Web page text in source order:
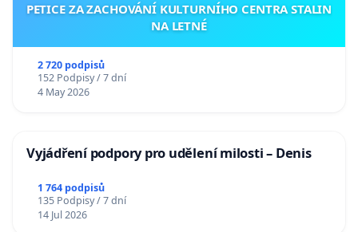
PETICE ZA ZACHOVÁNÍ KULTURNÍHO CENTRA STALIN
NA LETNÉ
2 720 podpisů
152 Podpisy / 7 dní
4 May 2026
Vyjádření podpory pro udělení milosti – Denis
1 764 podpisů
135 Podpisy / 7 dní
14 Jul 2026